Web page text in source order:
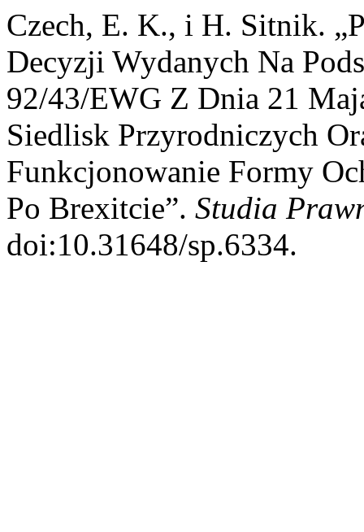
Czech, E. K., i H. Sitnik.
Decyzji Wydanych Na
92/43/EWG Z Dnia 21
Siedlisk Przyrodniczych
Funkcjonowanie Formy
Po Brexitcie”. Studia
doi:10.31648/sp.6334.